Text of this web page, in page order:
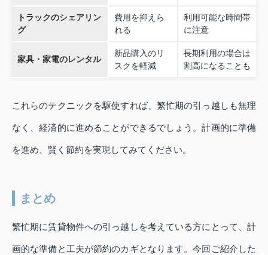
トラックのシェアリン
グ
費用を抑えら
れる
利用可能な時間帯
に注意
家具・家電のレンタル
新品購入のリ
スクを軽減
長期利用の場合は
割高になることも
これらのテクニックを駆使すれば、繁忙期の引っ越しも無理
なく、経済的に進めることができるでしょう。計画的に準備
を進め、賢く節約を実現してみてください。
まとめ
繁忙期に賃貸物件への引っ越しを考えている方にとって、計
画的な準備と工夫が節約のカギとなります。今回ご紹介した